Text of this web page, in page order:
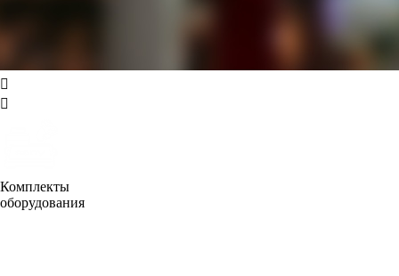
Комплекты
оборудования